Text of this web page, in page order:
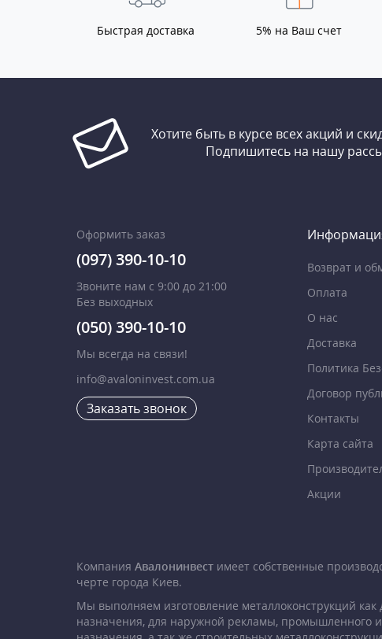
Быстрая доставка 5% на Ваш счет
Хотите быть в курсе всех акций и
Подпишитесь на нашу
Оформить заказ
(097) 390-10-10
Звоните нам с 9:00 до 21:00
Без выходных
(050) 390-10-10
Мы всегда на связи!
info@avaloninvest.com.ua
Заказать звонок
Возврат и
Оплата
О нас
Доставка
Политика
Договор
Контакты
Карта сайта
Акции
Компания Авалонинвест имеет собственные
черте города Киев.
Мы выполняем изготовление металлоконструкций как
назначения, для наружной рекламы, промышленного и